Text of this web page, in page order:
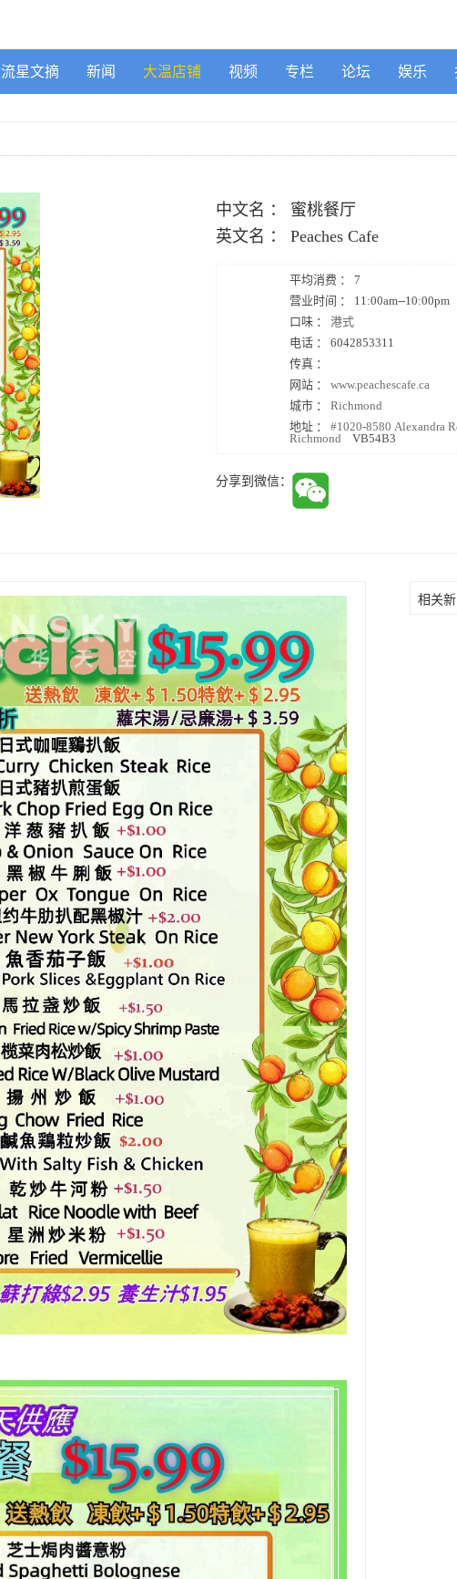
流星文摘 新闻 大温店铺 视频 专栏 论坛 娱乐
中文名 ：
蜜桃餐厅
英文名 ：
Peaches Cafe
平均消费 ： 7
营业时间 ： 11:00am--10:00pm
口味 ： 港式
电话 ： 6042853311
传真 ：
网站 ： www.peachescafe.ca
城市 ： Richmond
地址 ： #1020-8580 Alexandra
Richmond VB54B3
分享到微信：
相关新